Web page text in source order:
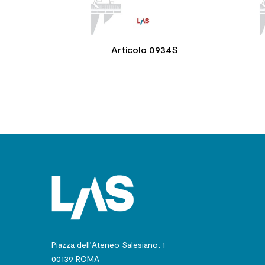
Articolo 0934S
Piazza dell’Ateneo Salesiano, 1
00139 ROMA